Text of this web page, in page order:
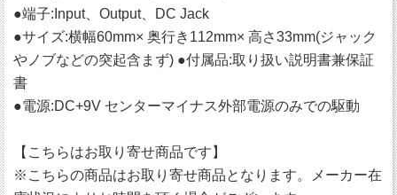
●端子:Input、Output、DC Jack
●サイズ:横幅60mm× 奥行き112mm× 高さ33mm(ジャック
やノブなどの突起含まず) ●付属品:取り扱い説明書兼保証
書
●電源:DC+9V センターマイナス外部電源のみでの駆動
【こちらはお取り寄せ商品です】
※こちらの商品はお取り寄せ商品となります。メーカー在